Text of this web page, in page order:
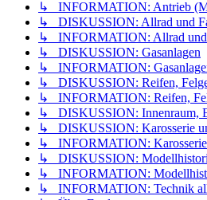
↳ INFORMATION: Antrieb
↳ DISKUSSION: Allrad und
↳ INFORMATION: Allrad und
↳ DISKUSSION: Gasanlagen
↳ INFORMATION:
↳ DISKUSSION: Reifen,
↳ INFORMATION: Reifen,
↳ DISKUSSION: Innenraum,
↳ DISKUSSION: Karosserie
↳ INFORMATION: Karosserie
↳ DISKUSSION:
↳ INFORMATION:
↳ INFORMATION: Technik